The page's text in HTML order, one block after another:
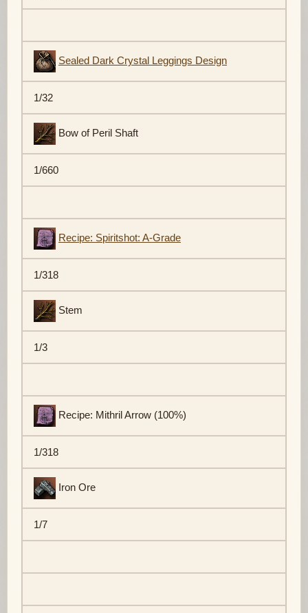
Sealed Dark Crystal Leggings Design
1/32
Bow of Peril Shaft
1/660
Recipe: Spiritshot: A-Grade
1/318
Stem
1/3
Recipe: Mithril Arrow (100%)
1/318
Iron Ore
1/7